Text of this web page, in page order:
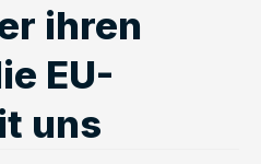
ihren
EU-
uns